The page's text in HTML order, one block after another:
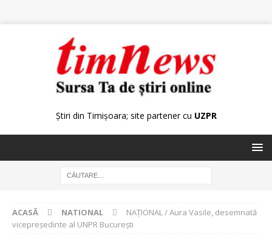
Știri din Timișoara; site partener cu UZPR
ACASĂ NATIONAL
NAŢIONAL / Aura Vasile, desemnată
vicepreşedinte al UNPR Bucureşti